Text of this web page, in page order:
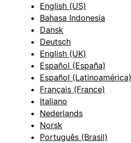
English (US)
Bahasa Indonesia
Dansk
Deutsch
English (UK)
Español (España)
Español (Latinoamérica)
Français (France)
Italiano
Nederlands
Norsk
Português (Brasil)